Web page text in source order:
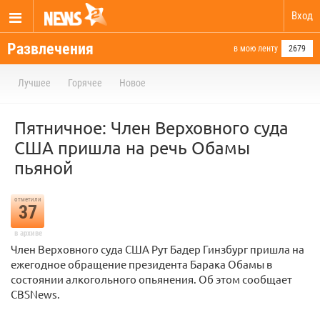
Вход
Развлечения в мою ленту 2679
Лучшее Горячее Новое
Пятничное: Член Верховного суда
США пришла на речь Обамы
пьяной
отметили
37
в архиве
Член Верховного суда США Рут Бадер Гинзбург пришла на
ежегодное обращение президента Барака Обамы в
состоянии алкогольного опьянения. Об этом сообщает
CBSNews.